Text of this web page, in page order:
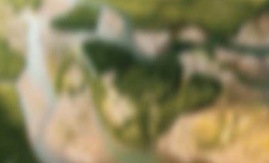
Canada